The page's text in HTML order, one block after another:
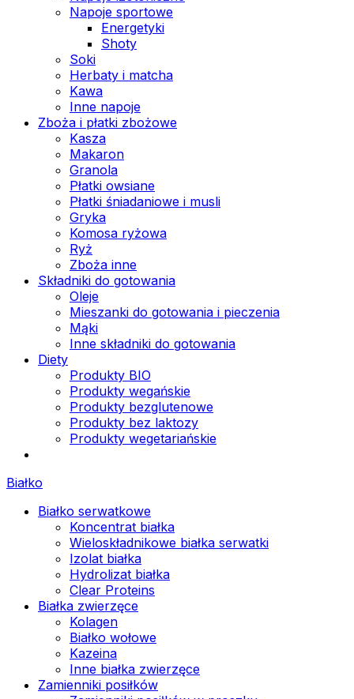
Napoje sportowe
Energetyki
Shoty
Soki
Herbaty i matcha
Kawa
Inne napoje
Zboża i płatki zbożowe
Kasza
Makaron
Granola
Płatki owsiane
Płatki śniadaniowe i musli
Gryka
Komosa ryżowa
Ryż
Zboża inne
Składniki do gotowania
Oleje
Mieszanki do gotowania i pieczenia
Mąki
Inne składniki do gotowania
Diety
Produkty BIO
Produkty wegańskie
Produkty bezglutenowe
Produkty bez laktozy
Produkty wegetariańskie
Białko
Białko serwatkowe
Koncentrat białka
Wieloskładnikowe białka serwatki
Izolat białka
Hydrolizat białka
Clear Proteins
Białka zwierzęce
Kolagen
Białko wołowe
Kazeina
Inne białka zwierzęce
Zamienniki posiłków